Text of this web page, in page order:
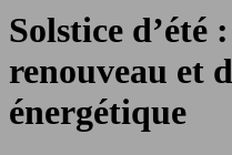
Solstice d’été
renouveau et
énergétique